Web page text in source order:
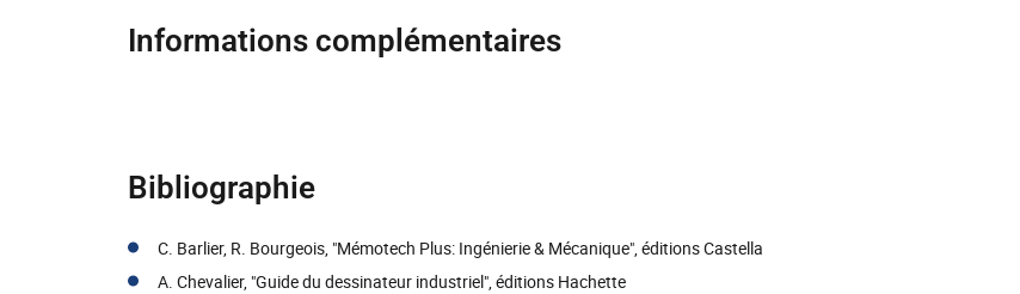
Informations complémentaires
Bibliographie
C. Barlier, R. Bourgeois, "Mémotech Plus: Ingénierie & Mécanique", éditions Castella
A. Chevalier, "Guide du dessinateur industriel", éditions Hachette